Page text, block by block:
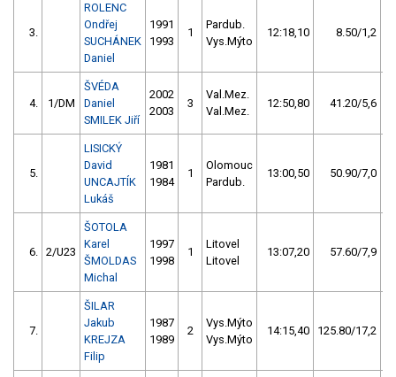
3.
ROLENC
Ondřej
SUCHÁNEK
Daniel
1991
1993
1
Pardub.
Vys.Mýto
12:18,10 8.50/1,2
4. 1/DM
ŠVÉDA
Daniel
SMILEK Jiří
2002
2003
3
Val.Mez.
Val.Mez.
12:50,80 41.20/5,6
5.
LISICKÝ
David
UNCAJTÍK
Lukáš
1981
1984
1
Olomouc
Pardub.
13:00,50 50.90/7,0
6. 2/U23
ŠOTOLA
Karel
ŠMOLDAS
Michal
1997
1998
1
Litovel
Litovel
13:07,20 57.60/7,9
7.
ŠILAR
Jakub
KREJZA
Filip
1987
1989
2
Vys.Mýto
Vys.Mýto
14:15,40 125.80/17,2